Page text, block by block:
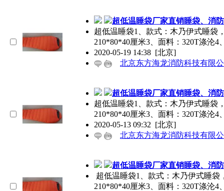
超低温睡袋厂家直销睡袋、消
超低温睡袋1、款式：木乃伊式睡袋
210*80*40厘米3、面料：320T涤沦4
2020-05-19 14:38 [北京]
北京东方海龙消防科技有限
超低温睡袋厂家直销睡袋、消
超低温睡袋1、款式：木乃伊式睡袋
210*80*40厘米3、面料：320T涤沦4
2020-05-13 09:32 [北京]
北京东方海龙消防科技有限
超低温睡袋厂家直销睡袋、消
超低温睡袋1、款式：木乃伊式睡
210*80*40厘米3、面料：320T涤沦4